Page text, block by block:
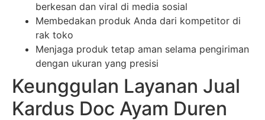
berkesan dan viral di media sosial
Membedakan produk Anda dari kompetitor di
rak toko
Menjaga produk tetap aman selama pengiriman
dengan ukuran yang presisi
Keunggulan Layanan Jual
Kardus Doc Ayam Duren